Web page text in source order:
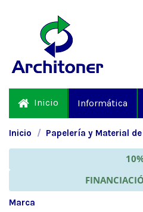
Inicio Informática
Inicio Papelería y Material
Marca